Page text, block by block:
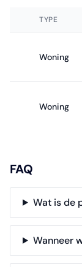
TYPE
Woning
Woning
FAQ
Wat is de
Wanneer